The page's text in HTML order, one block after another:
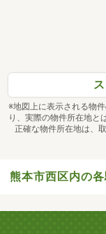
※地図上に表示される物
り、実際の物件所在地と
正確な物件所在地は、
熊本市西区内の